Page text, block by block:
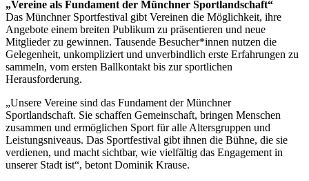
„Vereine als Fundament der Münchner Sportlandschaft“
Das Münchner Sportfestival gibt Vereinen die Möglichkeit, ihre
Angebote einem breiten Publikum zu präsentieren und neue
Mitglieder zu gewinnen. Tausende Besucher*innen nutzen die
Gelegenheit, unkompliziert und unverbindlich erste Erfahrungen zu
sammeln, vom ersten Ballkontakt bis zur sportlichen
Herausforderung.
„Unsere Vereine sind das Fundament der Münchner
Sportlandschaft. Sie schaffen Gemeinschaft, bringen Menschen
zusammen und ermöglichen Sport für alle Altersgruppen und
Leistungsniveaus. Das Sportfestival gibt ihnen die Bühne, die sie
verdienen, und macht sichtbar, wie vielfältig das Engagement in
unserer Stadt ist“, betont Dominik Krause.